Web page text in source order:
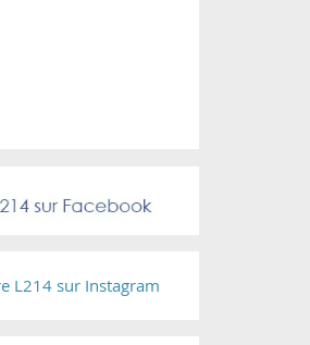
L214 sur Instagram